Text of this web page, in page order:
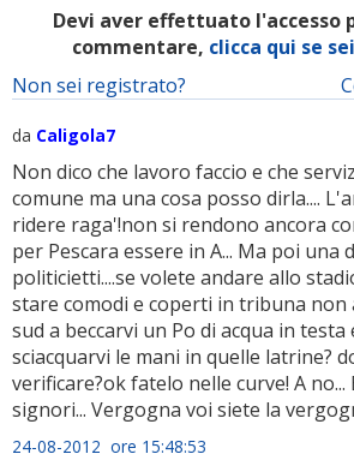
Devi aver effettuato l'accesso
commentare, clicca qui se
Non sei registrato?
da Caligola7
Non dico che lavoro faccio e che
comune ma una cosa posso dirla....
ridere raga'!non si rendono ancora
per Pescara essere in A... Ma poi una
politicietti....se volete andare allo
stare comodi e coperti in tribuna non
sud a beccarvi un Po di acqua in testa
sciacquarvi le mani in quelle latrine?
verificare?ok fatelo nelle curve! A no...
signori... Vergogna voi siete la
24-08-2012 ore 15:48:53